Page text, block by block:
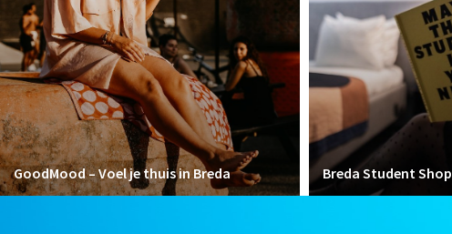
GoodMood – Voel je thuis in Breda Breda Student Shop